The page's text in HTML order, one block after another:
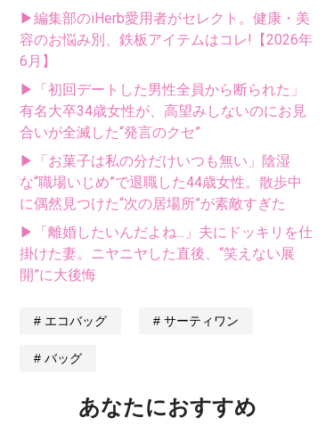
▶編集部のiHerb愛用者がセレクト。健康・美
容のお悩み別、鉄板アイテムはコレ!【2026年
6月】
▶「初回デートした男性全員から断られた」
有名大卒34歳女性が、高望みしないのにお見
合いが全滅した“発言のクセ”
▶「お菓子は私の分だけいつも無い」陰湿
な“職場いじめ”で退職した44歳女性。散歩中
に偶然見つけた“次の居場所”が素敵すぎた
▶「離婚したいんだよね...」夫にドッキリを仕
掛けた妻。ニヤニヤした直後、“笑えない展
開”に大後悔
エコバッグ サーティワン
バッグ
あなたにおすすめ